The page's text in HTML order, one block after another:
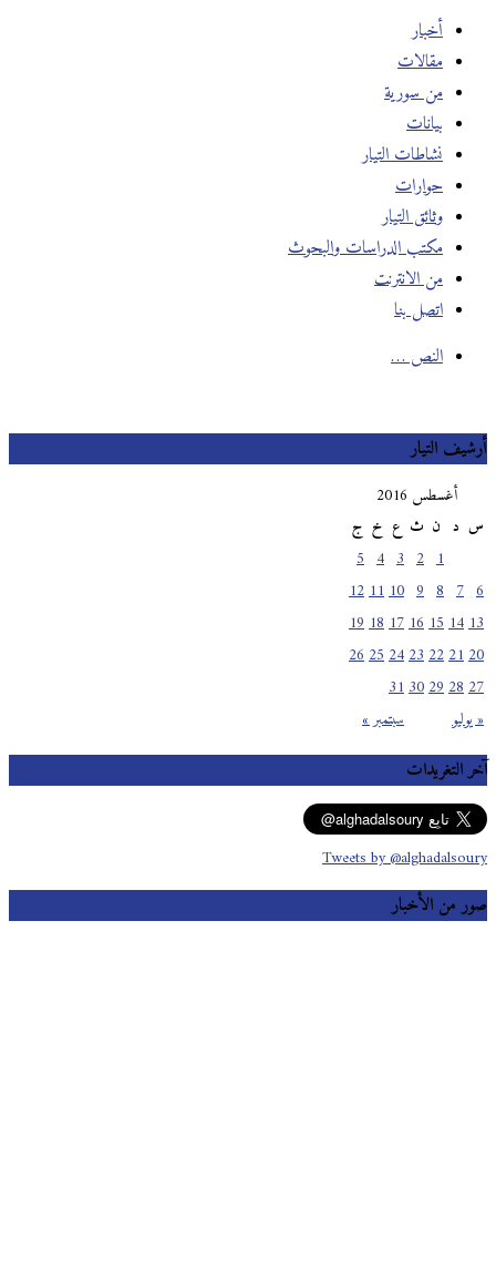
أخبار
مقالات
من سورية
بيانات
نشاطات التيار
حوارات
وثائق التيار
مكتب الدراسات والبحوث
من الانترنت
اتصل بنا
النص …
أرشيف التيار
أغسطس 2016
س
ث خ ج
« يوليو سبتمبر »
10
11
12
13
14
15
16
17
18
19
20
21
22
23
24
25
26
27
28
29
30
31
آخر التغريدات
Tweets by @alghadalsoury
صور من الأخبار